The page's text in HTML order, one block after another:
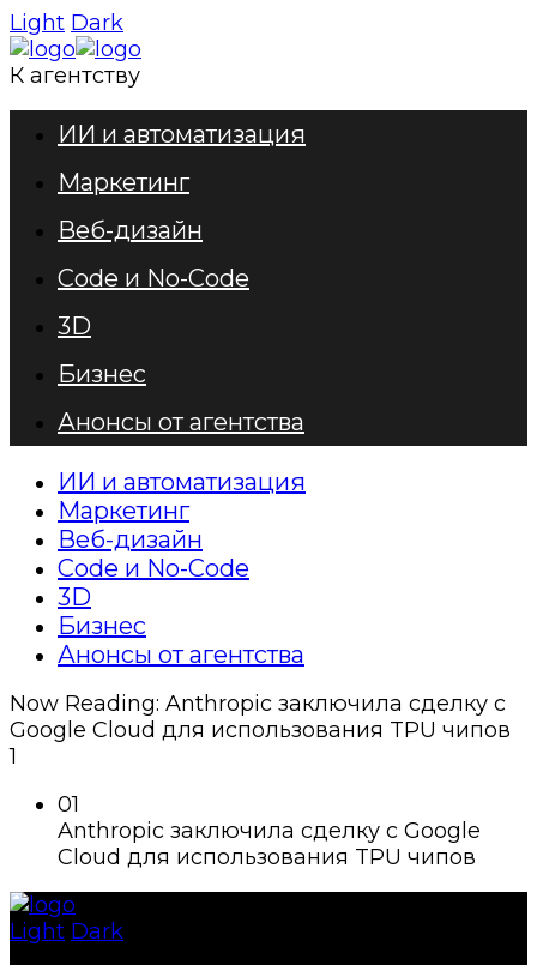
Light Dark
К агентству
ИИ и автоматизация
Маркетинг
Веб-дизайн
Code и No-Code
3D
Бизнес
Анонсы от агентства
ИИ и автоматизация
Маркетинг
Веб-дизайн
Code и No-Code
3D
Бизнес
Анонсы от агентства
Now Reading: Anthropic заключила сделку с
Google Cloud для использования TPU чипов
1
01
Anthropic заключила сделку с Google
Cloud для использования TPU чипов
Light Dark